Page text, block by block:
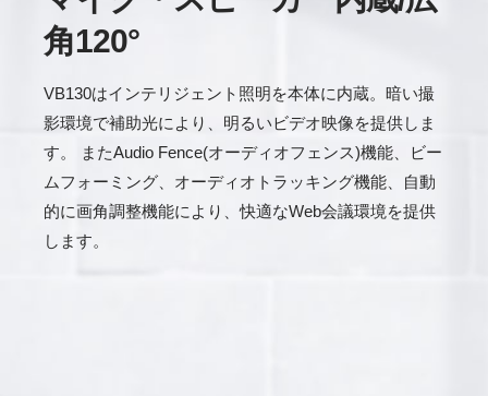
角120°
VB130はインテリジェント照明を本体に内蔵。暗い撮
影環境で補助光により、明るいビデオ映像を提供しま
す。 またAudio Fence(オーディオフェンス)機能、ビー
ムフォーミング、オーディオトラッキング機能、自動
的に画角調整機能により、快適なWeb会議環境を提供
します。